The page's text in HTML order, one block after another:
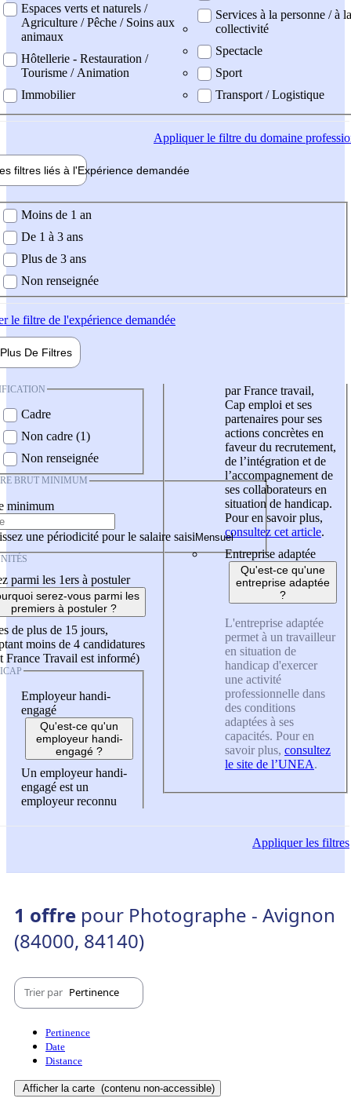
Espaces verts et naturels /
Agriculture / Pêche / Soins aux
animaux
Hôtellerie - Restauration /
Tourisme / Animation
Immobilier
Services à la personne / à la
collectivité
Spectacle
Sport
Transport / Logistique
Appliquerle filtre du domaine
filtres liés à l'Expérience demandée
demandée
Moins de 1 an
De 1 à 3 ans
Plus de 3 ans
Non renseignée
le filtre de l'expérience demandée
Plus De Filtres
Cadre
Non cadre (1)
Non renseignée
BRUT MINIMUM
minimum
une périodicité pour le salaire saisi
parmi les 1ers à postuler
serez-vous parmi les
premiers à postuler ?
de plus de 15 jours,
moins de 4 candidatures
France Travail est informé)
Employeur handi-
engagé
Qu'est-ce qu'un
employeur handi-
engagé ?
Un employeur handi-
engagé est un
employeur reconnu
par France travail,
Cap emploi et ses
partenaires pour ses
actions concrètes en
faveur du recrutement,
de l’intégration et de
l’accompagnement de
ses collaborateurs en
situation de handicap.
Pour en savoir plus,
consultez cet article.
Entreprise adaptée
Qu'est-ce qu'une
entreprise adaptée
?
L'entreprise adaptée
permet à un travailleur
en situation de
handicap d'exercer
une activité
professionnelle dans
des conditions
adaptées à ses
capacités. Pour en
savoir plus, consultez
le site de l’UNEA.
Appliquerles filtres
1 offre pour Photographe - Avignon
(84000, 84140)
Trier par Pertinence
Pertinence
Date
Distance
Afficher la carte (contenu non-accessible)